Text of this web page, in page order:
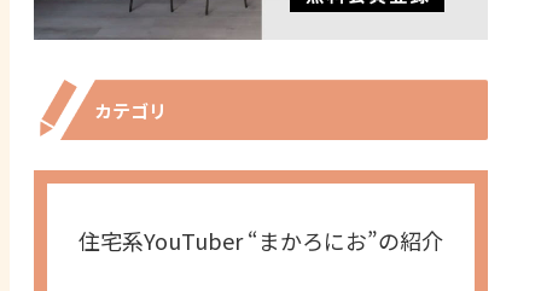
カテゴリ
住宅系YouTuber “まかろにお”の紹介